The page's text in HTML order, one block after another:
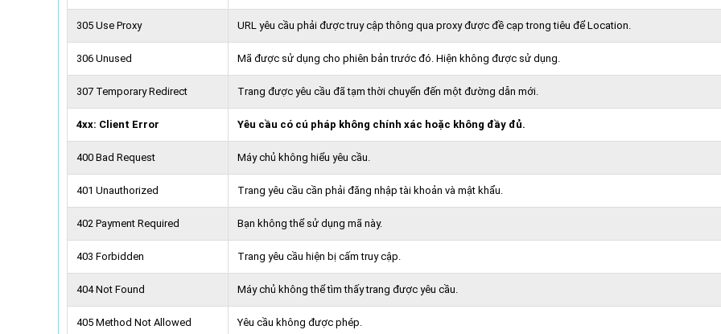
305 Use Proxy URL yêu cầu phải được truy cập thông qua proxy được đề cạp trong tiêu để Location.
306 Unused Mã được sử dụng cho phiên bản trước đó. Hiện không được sử dụng.
307 Temporary Redirect Trang được yêu cầu đã tạm thời chuyển đến một đường dẫn mới.
4xx: Client Error Yêu cầu có cú pháp không chính xác hoặc không đầy đủ.
400 Bad Request Máy chủ không hiểu yêu cầu.
401 Unauthorized Trang yêu cầu cần phải đăng nhập tài khoản và mật khẩu.
402 Payment Required Bạn không thể sử dụng mã này.
403 Forbidden Trang yêu cầu hiện bị cấm truy cập.
404 Not Found Máy chủ không thể tìm thấy trang được yêu cầu.
405 Method Not Allowed Yêu cầu không được phép.